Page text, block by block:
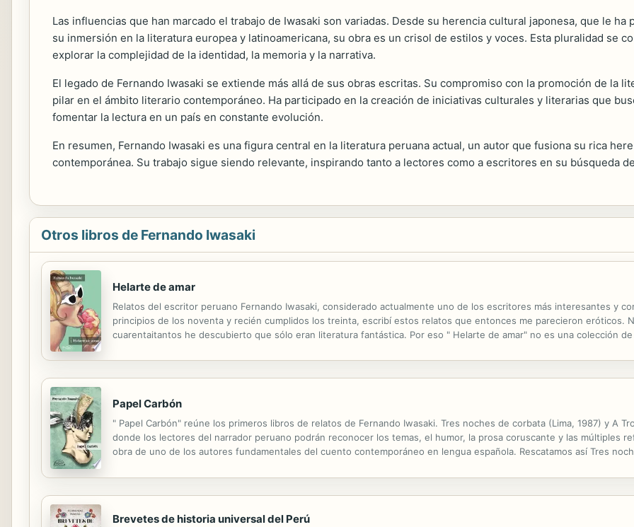
Las influencias que han marcado el trabajo de Iwasaki son variadas. Desde su herencia cultural japonesa, que le
su inmersión en la literatura europea y latinoamericana, su obra es un crisol de estilos y voces. Esta pluralidad se
explorar la complejidad de la identidad, la memoria y la narrativa.
El legado de Fernando Iwasaki se extiende más allá de sus obras escritas. Su compromiso con la promoción de la
pilar en el ámbito literario contemporáneo. Ha participado en la creación de iniciativas culturales y literarias que
fomentar la lectura en un país en constante evolución.
En resumen, Fernando Iwasaki es una figura central en la literatura peruana actual, un autor que fusiona su rica
contemporánea. Su trabajo sigue siendo relevante, inspirando tanto a lectores como a escritores en su búsqueda
Otros libros de Fernando Iwasaki
Helarte de amar
Relatos del escritor peruano Fernando Iwasaki, considerado actualmente uno de los escritores más interesantes y
principios de los noventa y recién cumplidos los treinta, escribí estos relatos que entonces me parecieron eróticos.
cuarentaitantos he descubierto que sólo eran literatura fantástica. Por eso " Helarte de amar" no es una colección
Papel Carbón
" Papel Carbón" reúne los primeros libros de relatos de Fernando Iwasaki. Tres noches de corbata (Lima, 1987) y A
donde los lectores del narrador peruano podrán reconocer los temas, el humor, la prosa coruscante y las múltiples
obra de uno de los autores fundamentales del cuento contemporáneo en lengua española. Rescatamos así Tres
Brevetes de historia universal del Perú